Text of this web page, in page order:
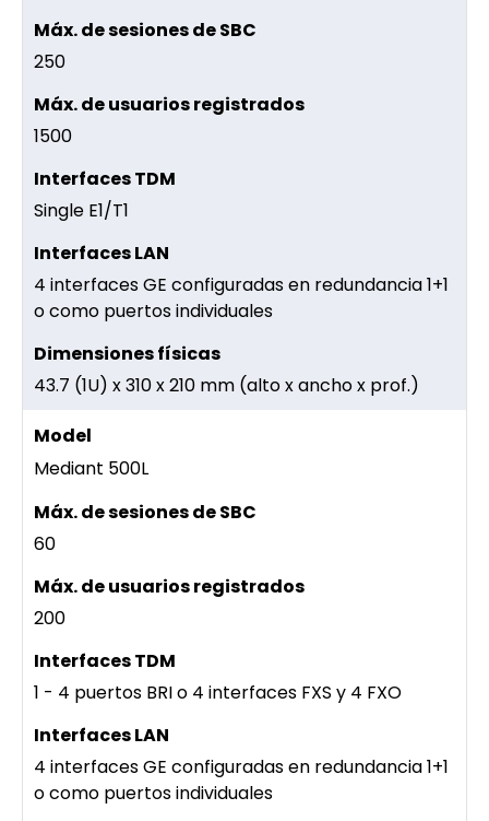
250
1500
Single E1/T1
4 interfaces GE configuradas en redundancia 1+1
o como puertos individuales
43.7 (1U) x 310 x 210 mm (alto x ancho x prof.)
Mediant 500L
60
200
1 - 4 puertos BRI o 4 interfaces FXS y 4 FXO
4 interfaces GE configuradas en redundancia 1+1
o como puertos individuales